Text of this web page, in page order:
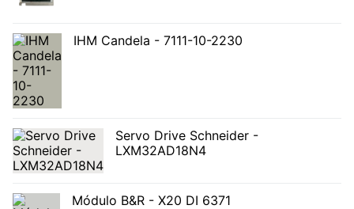
IHM Candela - 7111-10-2230
Servo Drive Schneider -
LXM32AD18N4
Módulo B&R - X20 DI 6371